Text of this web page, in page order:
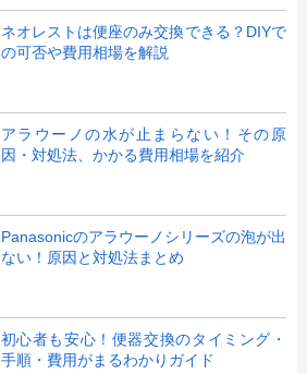
ネオレストは便座のみ交換できる？DIYで
の可否や費用相場を解説
アラウーノの水が止まらない！その原
因・対処法、かかる費用相場を紹介
Panasonicのアラウーノシリーズの泡が出
ない！原因と対処法まとめ
初心者も安心！便器交換のタイミング・
手順・費用がまるわかりガイド